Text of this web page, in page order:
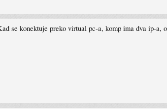
se konektuje preko virtual pc-a, komp ima dva ip-a,